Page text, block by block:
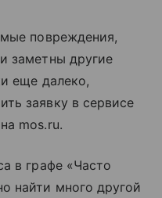
повреждения,
заметны другие
еще далеко,
заявку в сервисе
mos.ru.
в графе «Часто
найти много другой